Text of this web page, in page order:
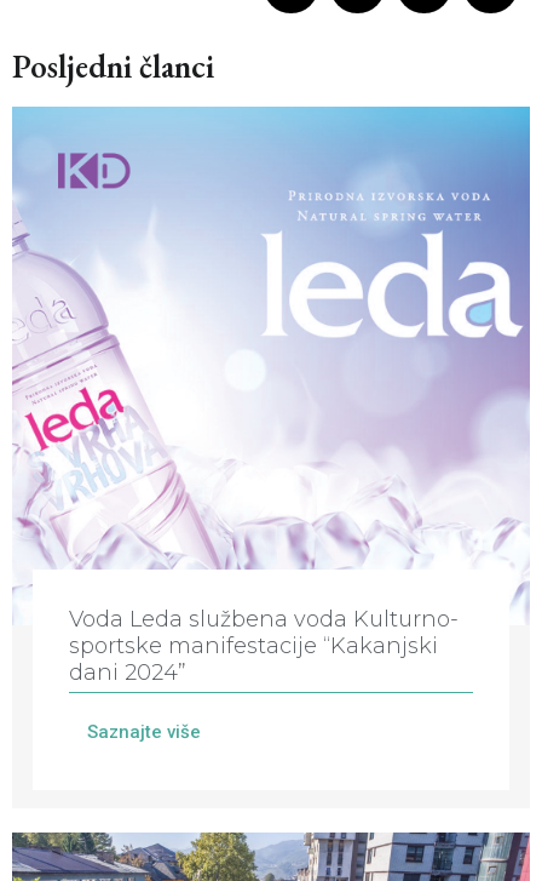
Posljedni članci
Voda Leda službena voda Kulturno-
sportske manifestacije “Kakanjski
dani 2024”
Saznajte više